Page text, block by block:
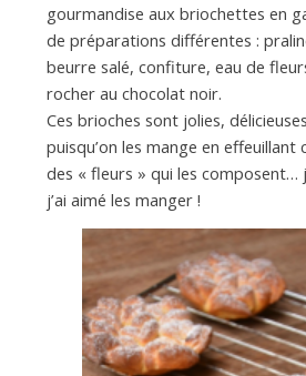
gourmandise aux briochettes en
de préparations différentes :
beurre salé, confiture, eau de
rocher au chocolat noir.
Ces brioches sont jolies,
puisqu’on les mange en
des « fleurs » qui les composent…
j’ai aimé les manger !